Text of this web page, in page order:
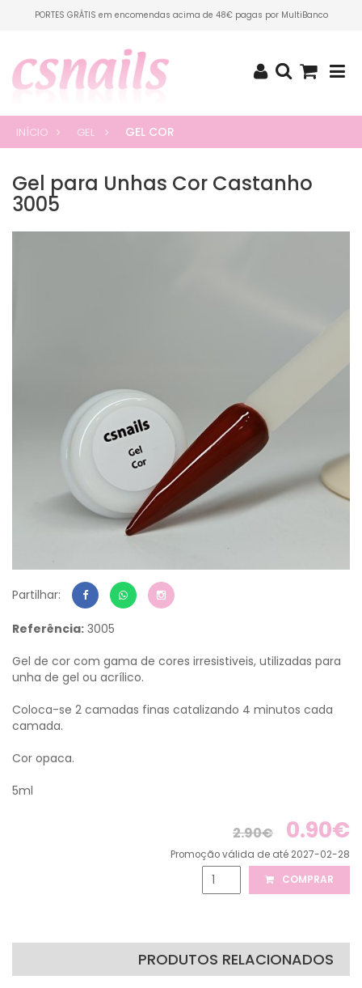
PORTES GRÁTIS em encomendas acima de 48€ pagas por MultiBanco
INÍCIO GEL GEL COR
Gel para Unhas Cor Castanho
3005
Partilhar:
Referência: 3005
Gel de cor com gama de cores irresistiveis, utilizadas para
unha de gel ou acrílico.
Coloca-se 2 camadas finas catalizando 4 minutos cada
camada.
Cor opaca.
5ml
2.90€ 0.90€
Promoção válida de até 2027-02-28
COMPRAR
PRODUTOS RELACIONADOS